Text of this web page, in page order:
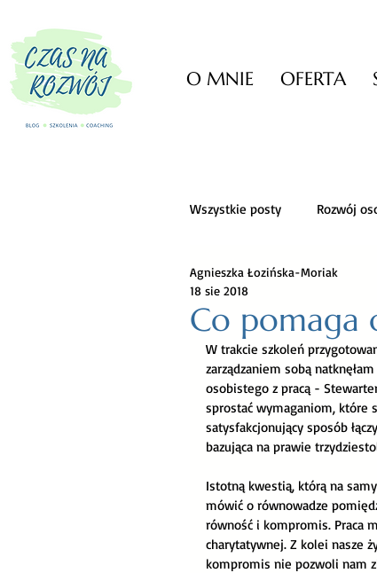
O MNIE OFERTA
Wszystkie posty Rozwój
Zarządzanie czasem
Darmowe narzędzia
Slow life Akademia
Co pomaga
Agnieszka Łozińska-Moriak
18 sie 2018
W trakcie szkoleń
zarządzaniem sobą
osobistego z pracą -
sprostać wymaganiom, które
satysfakcjonujący sposób
bazująca na prawie
Istotną kwestią, którą na
mówić o równowadze
równość i kompromis. Praca
charytatywnej. Z kolei nasze
kompromis nie pozwoli nam